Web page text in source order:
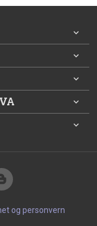
og personvern